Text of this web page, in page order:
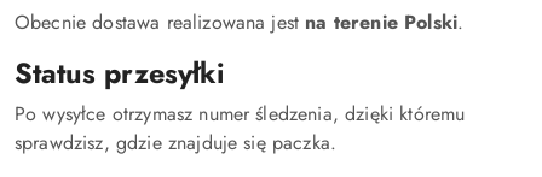
Obecnie dostawa realizowana jest na terenie Polski.
Status przesyłki
Po wysyłce otrzymasz numer śledzenia, dzięki któremu
sprawdzisz, gdzie znajduje się paczka.